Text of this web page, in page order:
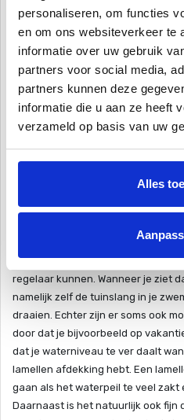
personaliseren, om functies
en om ons websiteverkeer te
informatie over uw gebruik
partners voor social media,
partners kunnen deze
informatie die u aan ze heeft
verzameld op basis van uw
Alles
backwashen en ook door
zwembad en dit zul je ook weer
bezigheid die telkens weer terug
Hoe werkt een niveauregelaar
dalen in de meetbak en zal
gezet waardoor het water in het
vlotter weer stijgen en de kraan
sluiten.
Waarom een niveauregelaar?
In de basis zou elk zwembad
regelaar kunnen. Wanneer je ziet
namelijk zelf de tuinslang in je
draaien. Echter zijn er soms ook
door dat je bijvoorbeeld op
dat je waterniveau te ver daalt
lamellen afdekking hebt. Een
gaan als het waterpeil te veel zakt
Daarnaast is het natuurlijk ook